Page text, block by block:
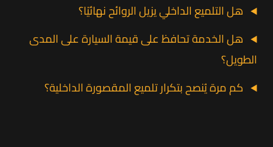
هل التلميع الداخلي يزيل الروائح نهائيًا؟
هل الخدمة تحافظ على قيمة السيارة على المدى
الطويل؟
كم مرة يُنصح بتكرار تلميع المقصورة الداخلية؟